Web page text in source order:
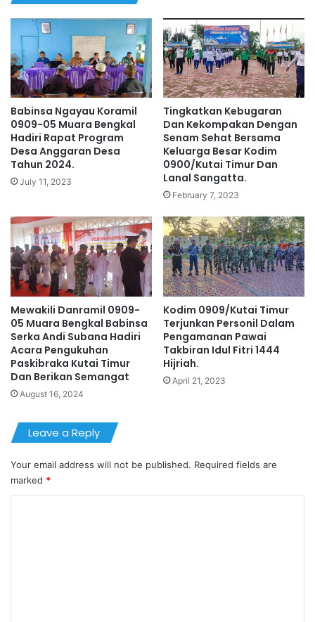
Babinsa Ngayau Koramil
0909-05 Muara Bengkal
Hadiri Rapat Program
Desa Anggaran Desa
Tahun 2024.
July 11, 2023
Tingkatkan Kebugaran
Dan Kekompakan Dengan
Senam Sehat Bersama
Keluarga Besar Kodim
0900/Kutai Timur Dan
Lanal Sangatta.
February 7, 2023
Mewakili Danramil 0909-
05 Muara Bengkal Babinsa
Serka Andi Subana Hadiri
Acara Pengukuhan
Paskibraka Kutai Timur
Dan Berikan Semangat
August 16, 2024
Kodim 0909/Kutai Timur
Terjunkan Personil Dalam
Pengamanan Pawai
Takbiran Idul Fitri 1444
Hijriah.
April 21, 2023
Leave a Reply
Your email address will not be published. Required fields are
marked *